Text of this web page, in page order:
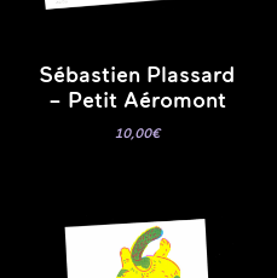
Sébastien Plassard
– Petit Aéromont
10,00€